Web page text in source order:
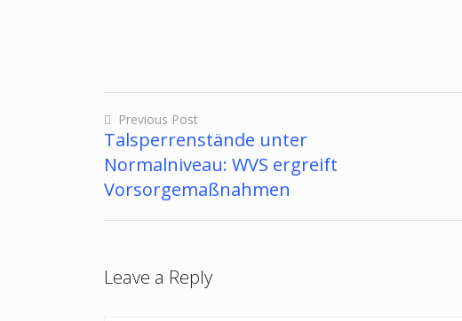
Beitragsnavigation
Previous Post
Talsperrenstände unter
Normalniveau: WVS ergreift
Vorsorgemaßnahmen
Leave a Reply